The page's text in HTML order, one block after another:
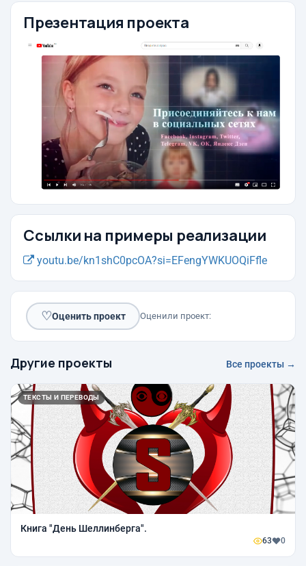
Презентация проекта
Ссылки на примеры реализации
youtu.be/kn1shC0pcOA?si=EFengYWKUOQiFfle
♡Оценить проект Оценили проект:
Другие проекты Все проекты →
ТЕКСТЫ И ПЕРЕВОДЫ
Книга "День Шеллинберга".
63 0